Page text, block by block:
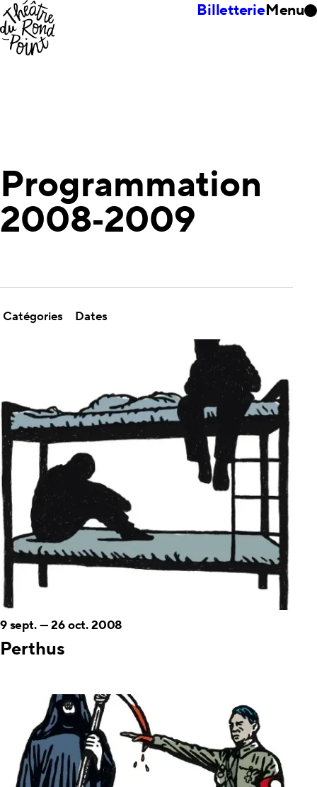
BilletterieMenu
Programmation
2008‑2009
Catégories Dates
Perthus
9 sept.—26 oct. 2008